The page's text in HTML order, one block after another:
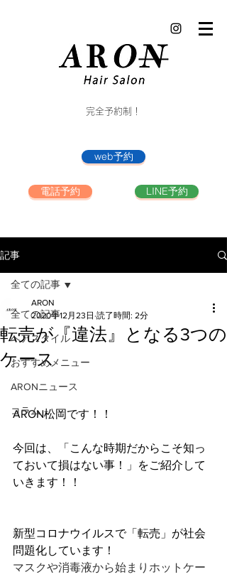
完全予約制！
web予約
電話予約 LINE予約
記事
全ての記事
ヘアスタイル
おすすめメニュー
ARONニュース
コラム
全ての記事
転売が『違法』となる3つの
ケース
ARON
2020年12月23日 読了時間: 2分
ARON松岡です！！
今回は、「こんな時期だからこそ知っ
ておいて損はない事！」をご紹介して
いきます！！
新型コロナウイルスで「 転売」が社会
問題化しています！
マスクや消毒液から始まりホットケー